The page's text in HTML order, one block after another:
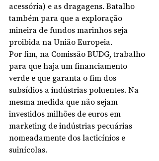
acessória) e as dragagens. Batalho
também para que a exploração
mineira de fundos marinhos seja
proibida na União Europeia.
Por fim, na Comissão BUDG, trabalho
para que haja um financiamento
verde e que garanta o fim dos
subsídios a indústrias poluentes. Na
mesma medida que não sejam
investidos milhões de euros em
marketing de indústrias pecuárias
nomeadamente dos lacticínios e
suinícolas.